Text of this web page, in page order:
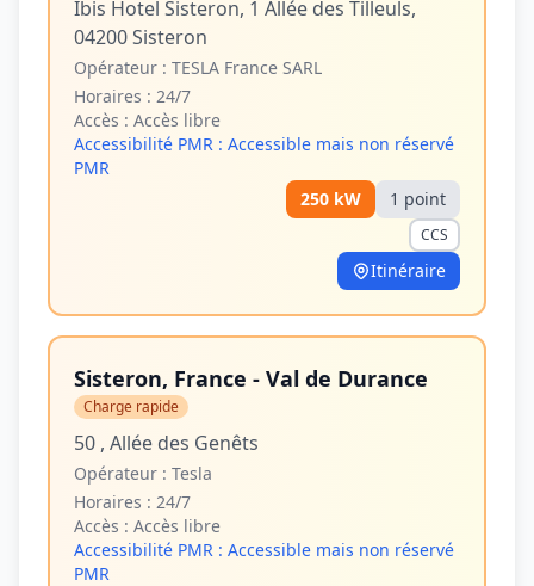
Ibis Hotel Sisteron, 1 Allée des Tilleuls,
04200 Sisteron
Opérateur : TESLA France SARL
Horaires : 24/7
Accès : Accès libre
Accessibilité PMR : Accessible mais non réservé
PMR
250 kW 1 point
CCS
Itinéraire
Sisteron, France - Val de Durance
Charge rapide
50 , Allée des Genêts
Opérateur : Tesla
Horaires : 24/7
Accès : Accès libre
Accessibilité PMR : Accessible mais non réservé
PMR